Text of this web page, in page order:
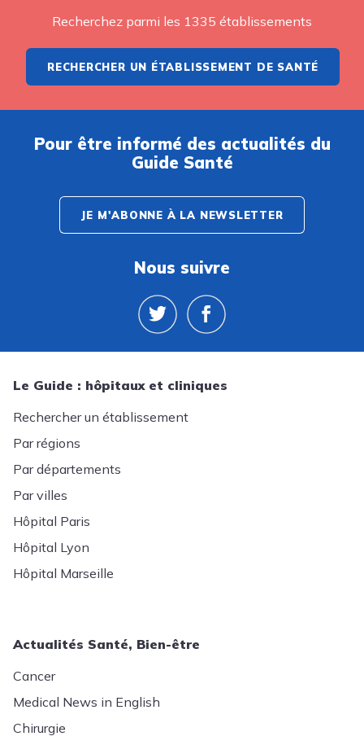
Recherchez parmi les 1335 établissements
RECHERCHER UN ÉTABLISSEMENT DE SANTÉ
Pour être informé des actualités du
Guide Santé
JE M'ABONNE À LA NEWSLETTER
Nous suivre
Le Guide : hôpitaux et cliniques
Rechercher un établissement
Par régions
Par départements
Par villes
Hôpital Paris
Hôpital Lyon
Hôpital Marseille
Actualités Santé, Bien-être
Cancer
Medical News in English
Chirurgie